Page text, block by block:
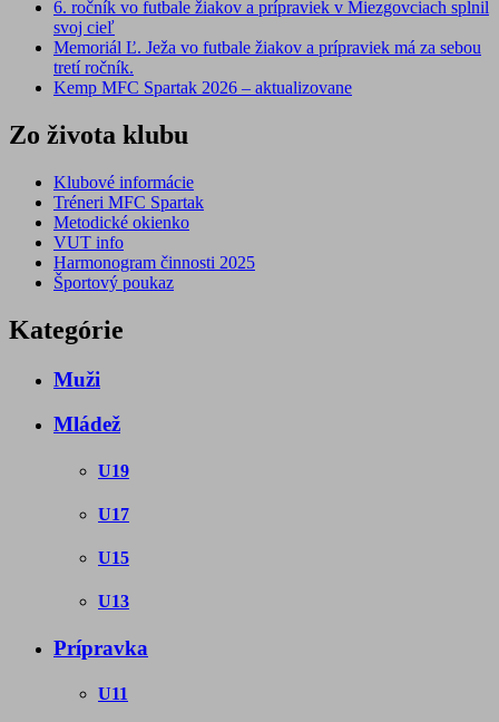
6. ročník vo futbale žiakov a prípraviek v Miezgovciach splnil
svoj cieľ
Memoriál Ľ. Ježa vo futbale žiakov a prípraviek má za sebou
tretí ročník.
Kemp MFC Spartak 2026 – aktualizovane
Zo života klubu
Klubové informácie
Tréneri MFC Spartak
Metodické okienko
VUT info
Harmonogram činnosti 2025
Športový poukaz
Kategórie
Muži
Mládež
U19
U17
U15
U13
Prípravka
U11